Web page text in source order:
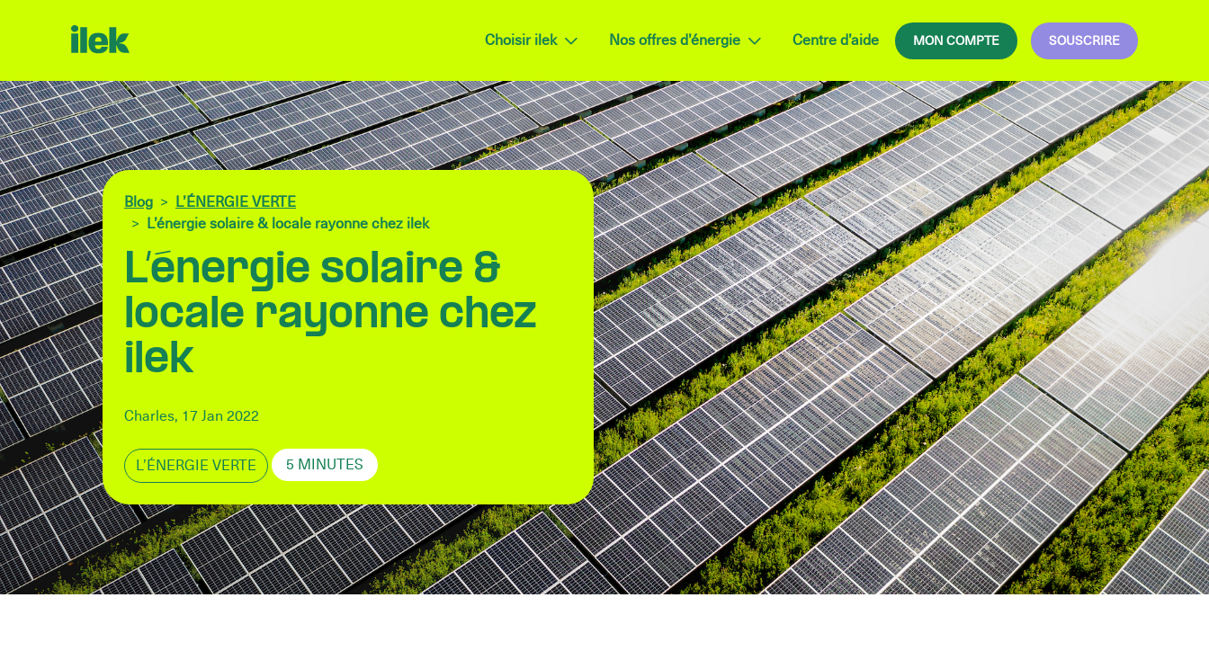
Choisir ilek Nos offres d’énergie Centre d’aide MON COMPTE SOUSCRIRE
Blog
L’ÉNERGIE VERTE
L’énergie solaire & locale rayonne chez ilek
L’énergie solaire &
locale rayonne chez
ilek
Charles, 17 Jan 2022
L’ÉNERGIE VERTE 5 MINUTES